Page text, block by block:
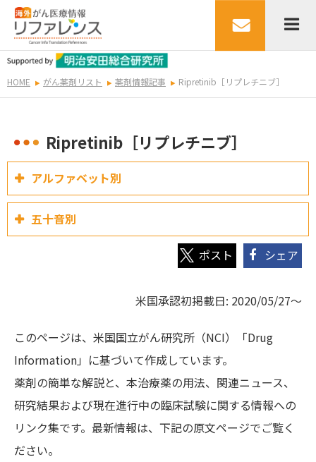
HOME がん薬剤リスト 薬剤情報記事 Ripretinib［リプレチニブ］
Ripretinib［リプレチニブ］
アルファベット別
五十音別
シェア
米国承認初掲載日: 2020/05/27～
このページは、米国国立がん研究所（NCI）「Drug
Information」に基づいて作成しています。
薬剤の簡単な解説と、本治療薬の用法、関連ニュース、
研究結果および現在進行中の臨床試験に関する情報への
リンク集です。最新情報は、下記の原文ページでご覧く
ださい。